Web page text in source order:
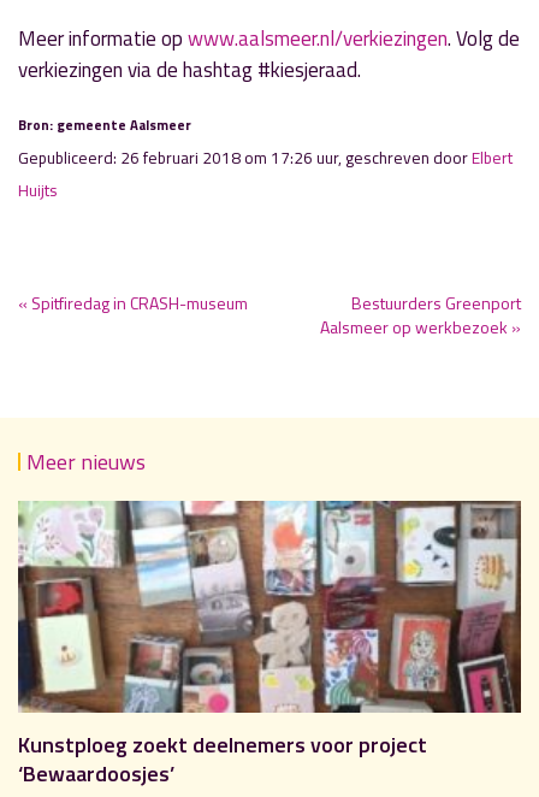
Meer informatie opwww.aalsmeer.nl/verkiezingen. Volg de
verkiezingen via de hashtag #kiesjeraad.
Bron: gemeente Aalsmeer
Gepubliceerd: 26 februari 2018 om 17:26 uur, geschreven doorElbert
Huijts
« Spitfiredag in CRASH-museum
Bestuurders Greenport
Aalsmeer op werkbezoek »
Meer nieuws
Kunstploeg zoekt deelnemers voor project
‘Bewaardoosjes’